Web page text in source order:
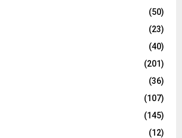
(50)
(23)
(40)
(201)
(36)
(107)
(145)
(12)